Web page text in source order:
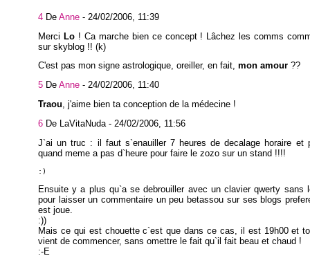
4 De Anne - 24/02/2006, 11:39
Merci Lo! Ca marche bien ce concept ! Lâchez les comms
sur skyblog !! (k)
C'est pas mon signe astrologique, oreiller, en fait, mon amour ??
5 De Anne - 24/02/2006, 11:40
Traou, j'aime bien ta conception de la médecine !
6 De LaVitaNuda - 24/02/2006, 11:56
J`ai un truc : il faut s`enauiller 7 heures de decalage horaire et
quand meme a pas d`heure pour faire le zozo sur un stand !!!!
:)
Ensuite y a plus qu`a se debrouiller avec un clavier qwerty sans
pour laisser un commentaire un peu betassou sur ses blogs
est joue.
:))
Mais ce qui est chouette c`est que dans ce cas, il est 19h00 et
vient de commencer, sans omettre le fait qu`il fait beau et chaud !
:-E